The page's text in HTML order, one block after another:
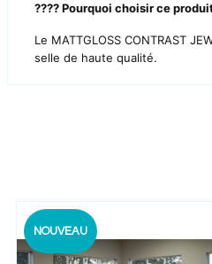
???? Pourquoi choisir ce
Le MATTGLOSS CONTRAST
selle de haute qualité.
NOUVEAU